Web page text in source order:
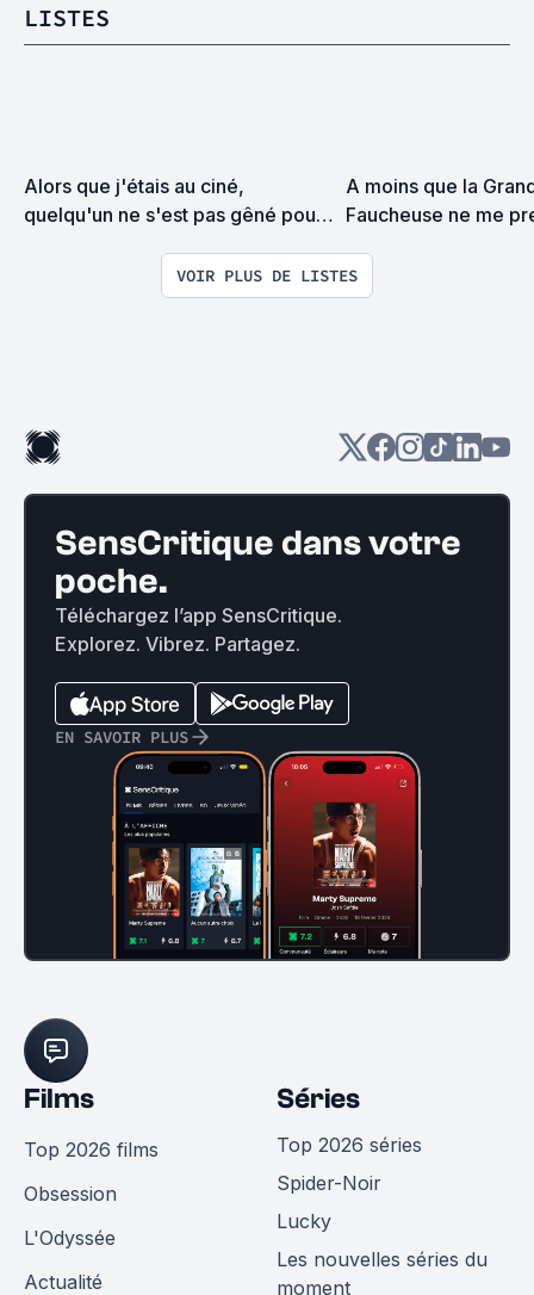
LISTES
Alors que j'étais au ciné,
quelqu'un ne s'est pas gêné pour
A moins que la
Faucheuse ne me
VOIR PLUS DE LISTES
SensCritique dans votre
poche.
Téléchargez l’app SensCritique.
Explorez. Vibrez. Partagez.
EN SAVOIR PLUS
Films
Top 2026 films
Obsession
L'Odyssée
Actualité
Séries
Top 2026 séries
Spider-Noir
Lucky
Les nouvelles séries du
moment